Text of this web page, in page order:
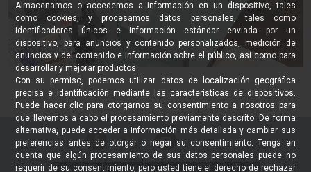
Almacenamos o accedemos a información en un dispositivo, tales
como cookies, y procesamos datos personales, tales como
identificadores únicos e información estándar enviada por un
dispositivo, para anuncios y contenido personalizados, medición de
anuncios y del contenido e información sobre el público, así como para
desarrollar y mejorar productos.
Con su permiso, podemos utilizar datos de localización geográfica
precisa e identificación mediante las características de dispositivos.
Puede hacer clic para otorgarnos su consentimiento a nosotros para
que llevemos a cabo el procesamiento previamente descrito. De forma
alternativa, puede acceder a información más detallada y cambiar sus
preferencias antes de otorgar o negar su consentimiento. Tenga en
cuenta que algún procesamiento de sus datos personales puede no
requerir de su consentimiento, pero usted tiene el derecho de rechazar